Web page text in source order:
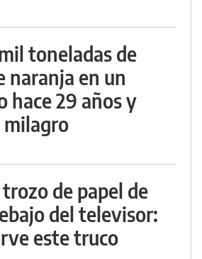
toneladas de
naranja en un
hace 29 años y
de papel de
del televisor:
este truco